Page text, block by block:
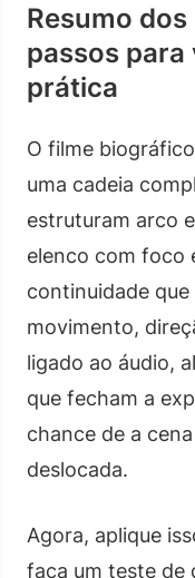
Resumo
passos para
prática
O filme
uma cadeia
estruturam arco
elenco com foco
continuidade que
movimento,
ligado ao áudio,
que fecham a
chance de a
deslocada.
Agora, aplique
faça um teste de